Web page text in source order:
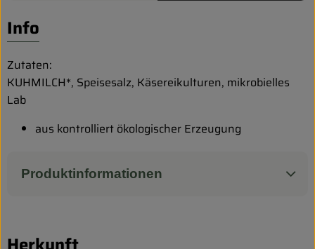
Haus & Garten
Biohof erleben
Biokorb so geht`s
Info
Zutaten:
KUHMILCH*, Speisesalz, Käsereikulturen, mikrobielles
Lab
aus kontrolliert ökologischer Erzeugung
Produktinformationen